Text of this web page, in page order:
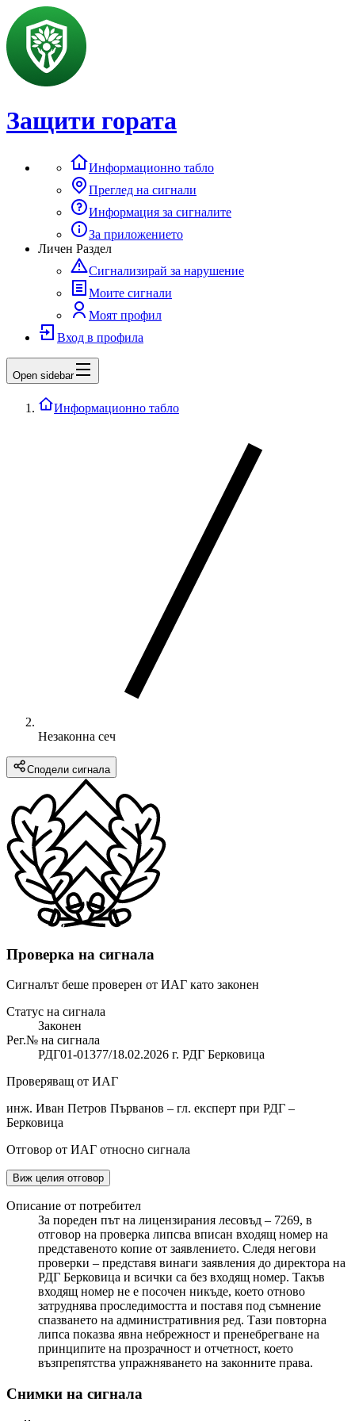
Защити гората
Информационно табло
Преглед на сигнали
Информация за сигналите
За приложението
Личен Раздел
Сигнализирай за нарушение
Моите сигнали
Моят профил
Вход в профила
Open sidebar
Информационно табло
Незаконна сеч
Сподели сигнала
Проверка на сигнала
Сигналът беше проверен от ИАГ като законен
Статус на сигнала
Законен
Рег.№ на сигнала
РДГ01-01377/18.02.2026 г. РДГ Берковица
Проверяващ от ИАГ
инж. Иван Петров Първанов – гл. експерт при РДГ –
Берковица
Отговор от ИАГ относно сигнала
Виж целия отговор
Описание от потребител
За пореден път на лицензирания лесовъд – 7269, в
отговор на проверка липсва вписан входящ номер на
представеното копие от заявлението. Следя негови
проверки – представя винаги заявления до директора на
РДГ Берковица и всички са без входящ номер. Такъв
входящ номер не е посочен никъде, което отново
затруднява проследимостта и поставя под съмнение
спазването на административния ред. Тази повторна
липса показва явна небрежност и пренебрегване на
принципите на прозрачност и отчетност, което
възпрепятства упражняването на законните права.
Снимки на сигнала